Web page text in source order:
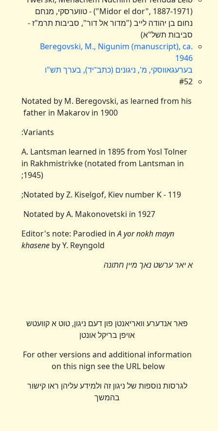
("Midor el dor", 1887-1971) - טווערסקי, מנחם
נחום בן יהודה לייב ("מדור אל דור", סביבות תרמ"ז -
סביבות תשל"א)
Beregovski, M., Nigunim (manuscript), ca.
1946
בערעגאווסקי, מ', ניגונים (כתב־יד), בערך תש"ו
#52
Notated by M. Beregovski, as learned from his
father in Makarov in 1900
Variants:
A. Lantsman learned in 1895 from Yosl Tolner
in Rakhmistrivke (notated from Lantsman in
1945);
Notated by Z. Kiselgof, Kiev number K - 119;
Notated by A. Makonovetski in 1927
Editor's note: Parodied inA yor nokh mayn
khaseneby Y. Reyngold
א יאר ערשט נאך מיין חתונה
פאר אנדערע וואריאנטן פון דעם ניגון, טוט א קוועטש
אויפן בריקל אונטן
For other versions and additional information
on this nign see the URL below
לגרסות נוספות של ניגון זה ולמידע עליהן ראו קישור
בהמשך